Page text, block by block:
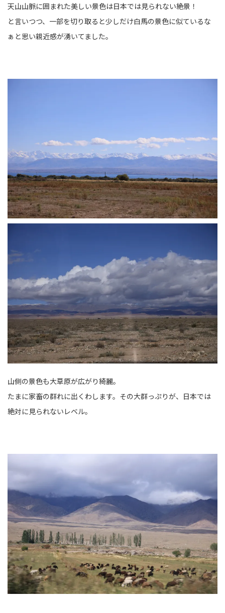
天山山脈に囲まれた美しい景色は日本では見られない絶景！
と言いつつ、一部を切り取ると少しだけ白馬の景色に似ているな
ぁと思い親近感が湧いてました。
山側の景色も大草原が広がり綺麗。
たまに家畜の群れに出くわします。その大群っぷりが、日本では
絶対に見られないレベル。